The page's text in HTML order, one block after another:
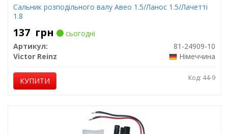
Сальник розподільного валу Авео 1.5/Ланос 1.5/Лачетті
1.8
137 грн
сьогодні
Артикул:
81-24909-10
Victor Reinz
Німеччина
КУПИТИ Код: 44-9